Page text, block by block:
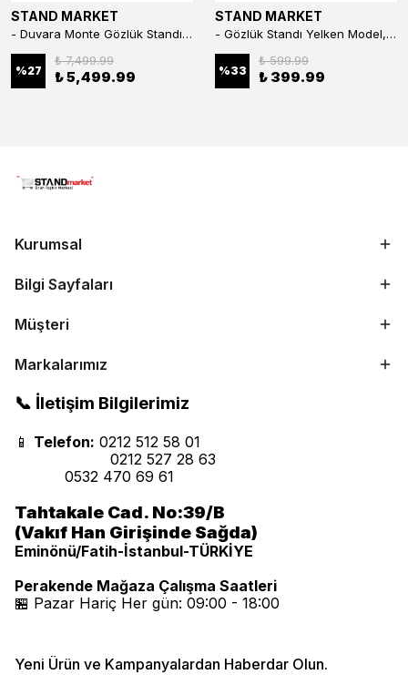
STAND MARKET
- Duvara Monte Gözlük Standı 56'li Pleksi Glass | 99x67 cm Gözlük Teşhir Standı
%27
₺ 7,499.99
₺ 5,499.99
STAND MARKET
- Gözlük Standı Yelken Model, 5 Gözlük Kapasiteli Standı Kırmızı
%33
₺ 599.99
₺ 399.99
Kurumsal
Bilgi Sayfaları
Müşteri
Markalarımız
📞 İletişim Bilgilerimiz
📱 Telefon: 0212 512 58 01
0212 527 28 63
0532 470 69 61
Tahtakale Cad. No:39/B
(Vakıf Han Girişinde Sağda)
Eminönü/Fatih-İstanbul-TÜRKİYE
Perakende Mağaza Çalışma Saatleri
🏪 Pazar Hariç Her gün: 09:00 - 18:00
Yeni Ürün ve Kampanyalardan Haberdar Olun.